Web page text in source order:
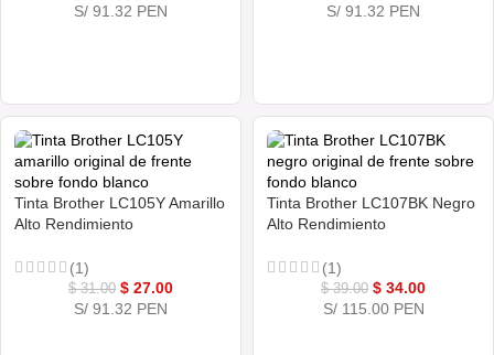
S/ 91.32 PEN
S/ 91.32 PEN
Tinta Brother LC105Y Amarillo
Alto Rendimiento
(1)
$31.00 $ 27.00
S/ 91.32 PEN
Tinta Brother LC107BK Negro
Alto Rendimiento
(1)
$39.00 $ 34.00
S/ 115.00 PEN